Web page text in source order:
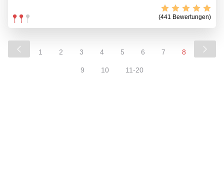
(441 Bewertungen)
1 2 3 4 5 6 7 8
9 10 11-20